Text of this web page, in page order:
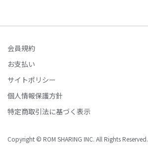
会員規約
お支払い
サイトポリシー
個人情報保護方針
特定商取引法に基づく表示
Copyright © ROM SHARING INC. All Rights Reserved.